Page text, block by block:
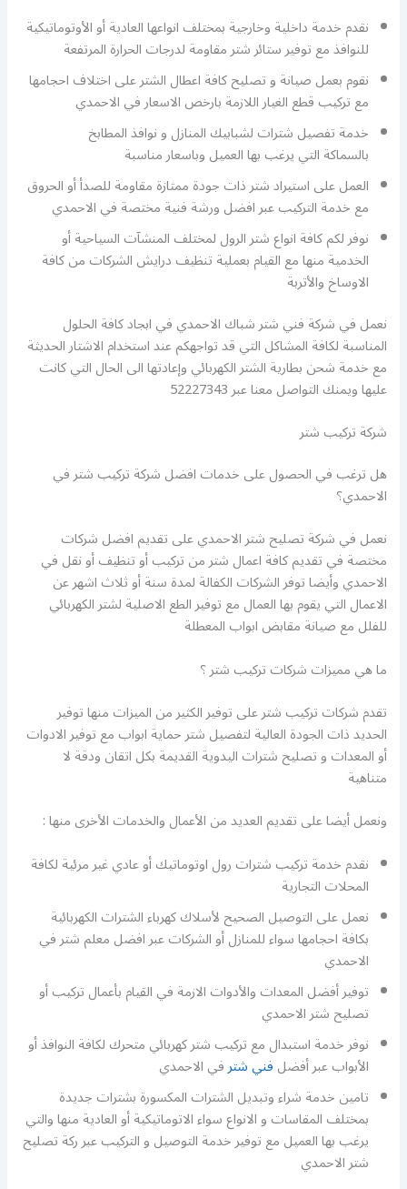
نقدم خدمة داخلية وخارجية بمختلف انواعها العادية أو الأوتوماتيكية
للنوافذ مع توفير ستائر شتر مقاومة لدرجات الحرارة المرتفعة
نقوم بعمل صيانة و تصليح كافة اعطال الشتر على اختلاف احجامها
مع تركيب قطع الغيار اللازمة بارخص الاسعار في الاحمدي
خدمة تفصيل شترات لشبابيك المنازل و نوافذ المطابخ
بالسماكة التي يرغب بها العميل وباسعار مناسبة
العمل على استيراد شتر ذات جودة ممتازة مقاومة للصدأ أو الحروق
مع خدمة التركيب عبر افضل ورشة فنية مختصة في الاحمدي
نوفر لكم كافة انواع شتر الرول لمختلف المنشآت السياحية أو
الخدمية منها مع القيام بعملية تنظيف درايش الشركات من كافة
الاوساخ والأتربة
نعمل في شركة فني شتر شباك الاحمدي في ابجاد كافة الحلول
المناسبة لكافة المشاكل التي قد تواجهكم عند استخدام الاشتار الحديثة
مع خدمة شحن بطارية الشتر الكهربائي وإعادتها الى الحال التي كانت
عليها ويمنك التواصل معنا عبر 52227343
شركة تركيب شتر
هل ترغب في الحصول على خدمات افضل شركة تركيب شتر في
الاحمدي؟
نعمل في شركة تصليح شتر الاحمدي على تقديم افضل شركات
مختصة في تقديم كافة اعمال شتر من تركيب أو تنظيف أو نقل في
الاحمدي وأيضا توفر الشركات الكفالة لمدة سنة أو ثلاث اشهر عن
الاعمال التي يقوم بها العمال مع توفير الطع الاصلية لشتر الكهربائي
للفلل مع صيانة مقابض ابواب المعطلة
ما هي مميزات شركات تركيب شتر ؟
تقدم شركات تركيب شتر على توفير الكثير من الميزات منها توفير
الحديد ذات الجودة العالية لتفصيل شتر حماية ابواب مع توفير الادوات
أو المعدات و تصليح شترات اليدوية القديمة بكل اتقان ودقة لا
متناهية
ونعمل أيضا على تقديم العديد من الأعمال والخدمات الأخرى منها :
نقدم خدمة تركيب شترات رول اوتوماتيك أو عادي غير مرئية لكافة
المحلات التجارية
نعمل على التوصيل الصحيح لأسلاك كهرباء الشترات الكهربائية
بكافة احجامها سواء للمنازل أو الشركات عبر افضل معلم شتر في
الاحمدي
توفير أفضل المعدات والأدوات الازمة في القيام بأعمال تركيب أو
تصليح شتر الاحمدي
نوفر خدمة استبدال مع تركيب شتر كهربائي متحرك لكافة النوافذ أو
الأبواب عبر أفضلفني شترفي الاحمدي
تامين خدمة شراء وتبديل الشترات المكسورة بشترات جديدة
بمختلف المقاسات و الانواع سواء الاتوماتيكية أو العادية منها والتي
يرغب بها العميل مع توفير خدمة التوصيل و التركيب عبر ركة تصليح
شتر الاحمدي